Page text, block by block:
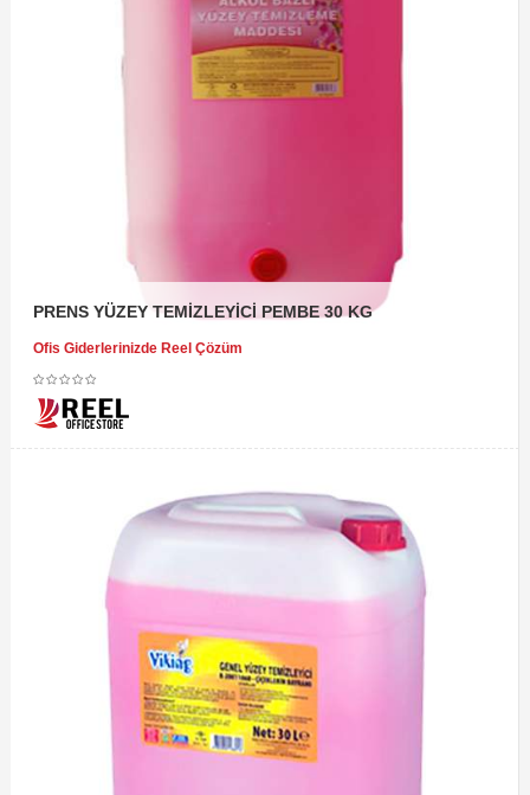
PRENS YÜZEY TEMİZLEYİCİ PEMBE 30 KG
Ofis Giderlerinizde Reel Çözüm